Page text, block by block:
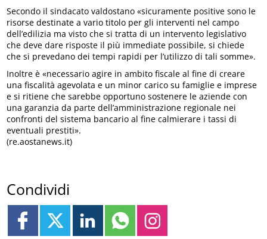
Secondo il sindacato valdostano «sicuramente positive sono le
risorse destinate a vario titolo per gli interventi nel campo
dell’edilizia ma visto che si tratta di un intervento legislativo
che deve dare risposte il più immediate possibile, si chiede
che si prevedano dei tempi rapidi per l’utilizzo di tali somme».
Inoltre è «necessario agire in ambito fiscale al fine di creare
una fiscalità agevolata e un minor carico su famiglie e imprese
e si ritiene che sarebbe opportuno sostenere le aziende con
una garanzia da parte dell’amministrazione regionale nei
confronti del sistema bancario al fine calmierare i tassi di
eventuali prestiti».
(re.aostanews.it)
Condividi